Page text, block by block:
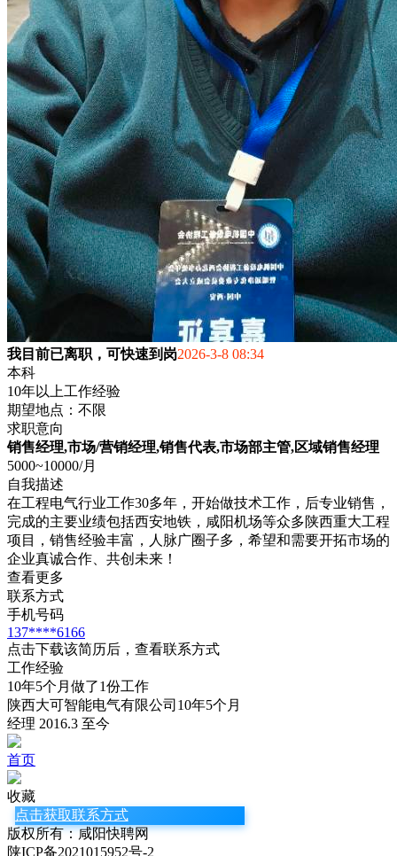
我目前已离职，可快速到岗2026-3-8 08:34
本科
10年以上工作经验
期望地点：不限
求职意向
销售经理,市场/营销经理,销售代表,市场部主管,区域销售经理
5000~10000/月
自我描述
在工程电气行业工作30多年，开始做技术工作，后专业销售，
完成的主要业绩包括西安地铁，咸阳机场等众多陕西重大工程
项目，销售经验丰富，人脉广圈子多，希望和需要开拓市场的
企业真诚合作、共创未来！
查看更多
联系方式
手机号码
137****6166
点击下载该简历后，查看联系方式
工作经验
10年5个月做了1份工作
陕西大可智能电气有限公司 10年5个月
经理 2016.3 至今
首页
收藏
点击获取联系方式
版权所有：咸阳快聘网
陕ICP备2021015952号-2